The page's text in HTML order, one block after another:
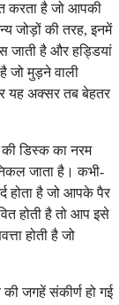
करता है जो आपकी
की तरह, इनमें
जाती है और हड्डियां
जो मुड़ने वाली
यह अक्सर तब बेहतर
की डिस्क का नरम
जाता है। कभी-
होता है जो आपके पैर
होती है तो आप इसे
होती है जो
जगहें संकीर्ण हो गई